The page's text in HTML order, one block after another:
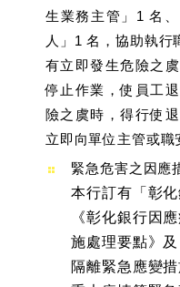
生業務主管」1 名
人」1 名，協助執行
有立即發生危險之
停止作業，使員工
險之虞時，得行使
立即向單位主管或職
緊急危害之因應
本行訂有「彰
《彰化銀行因
施處理要點》
隔離緊急應變